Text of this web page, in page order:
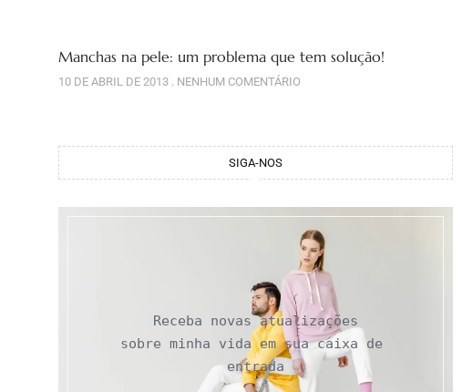
Manchas na pele: um problema que tem solução!
10 DE ABRIL DE 2013 NENHUM COMENTÁRIO
SIGA-NOS
Receba novas atualizações
sobre minha vida em sua caixa de
entrada